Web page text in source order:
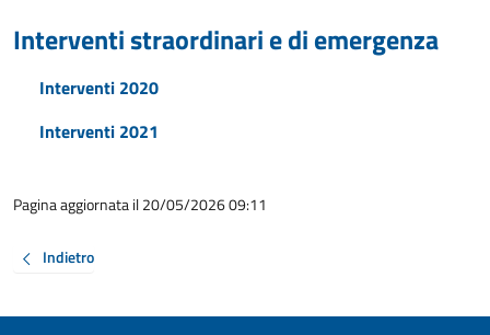
Interventi straordinari e di emergenza
Interventi 2020
Interventi 2021
Pagina aggiornata il 20/05/2026 09:11
Indietro